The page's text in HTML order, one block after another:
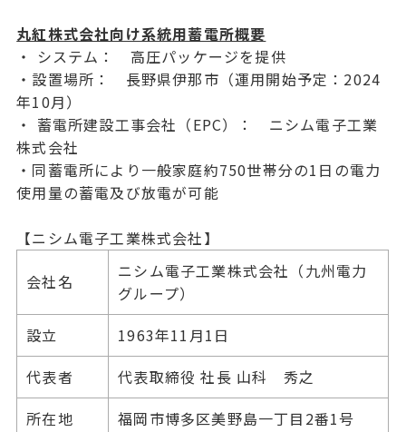
丸紅株式会社向け系統用蓄電所概要
・ システム： 高圧パッケージを提供
・設置場所： 長野県伊那市（運用開始予定：2024
年10月）
・ 蓄電所建設工事会社（EPC）： ニシム電子工業
株式会社
・同蓄電所により一般家庭約750世帯分の1日の電力
使用量の蓄電及び放電が可能
【ニシム電子工業株式会社】
会社名
ニシム電子工業株式会社（九州電力
グループ）
設立
1963年11月1日
代表者
代表取締役 社長 山科 秀之
所在地
福岡市博多区美野島一丁目2番1号